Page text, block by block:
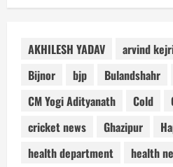
AKHILESH YADAV arvind
Bijnor
bjp Bulandshahr
CM Yogi Adityanath
Cold
cricket news
Ghazipur
health department
health